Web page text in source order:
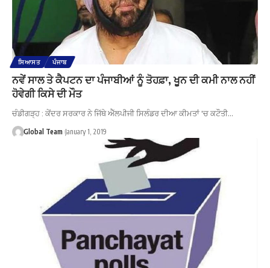
ਸਿਆਸਤ ਪੰਜਾਬ
ਨਵੇਂ ਸਾਲ ਤੇ ਕੈਪਟਨ ਦਾ ਪੰਜਾਬੀਆਂ ਨੂੰ ਤੋਹਫ਼ਾ, ਖੂਨ ਦੀ ਕਮੀ ਨਾਲ ਨਹੀਂ
ਹੋਵੇਗੀ ਕਿਸੇ ਦੀ ਮੌਤ
ਚੰਡੀਗੜ੍ਹ : ਕੇਂਦਰ ਸਰਕਾਰ ਨੇ ਜਿੱਥੇ ਐੱਲਪੀਜੀ ਸਿਲੰਡਰ ਦੀਆ ਕੀਮਤਾਂ 'ਚ ਕਟੌਤੀ…
Global Team January 1, 2019